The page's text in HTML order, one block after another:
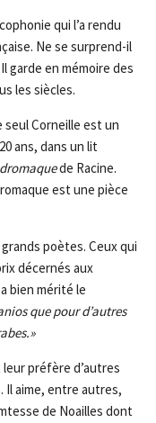
qui l’a rendu
Ne se surprend-il
garde en mémoire des
les siècles.
seul Corneille est un
ans, dans un lit
dromaquede Racine.
est une pièce
poètes. Ceux qui
décernés aux
bien mérité le
que pour d’autres
.»
préfère d’autres
Il aime, entre autres,
de Noailles dont